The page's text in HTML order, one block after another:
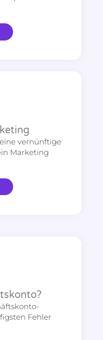
vernünftige
Marketing
Fehler